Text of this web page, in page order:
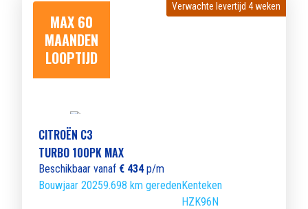
MAX 60
MAANDEN
LOOPTIJD
Verwachte levertijd 4 weken
Verwachte levertijd 4 weken
CITROËN C3
TURBO 100PK MAX
Beschikbaar vanaf € 434p/m
Bouwjaar 20259.698 km geredenKenteken
HZK96N